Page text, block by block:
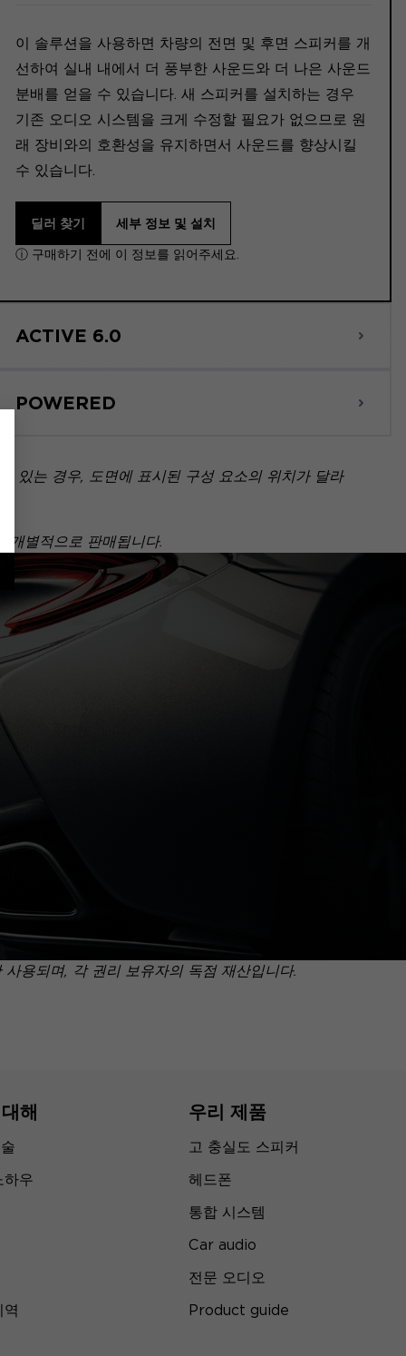
이 솔루션을 사용하면 차량의 전면 및 후면 스피커를 개
선하여 실내 내에서 더 풍부한 사운드와 더 나은 사운드
분배를 얻을 수 있습니다. 새 스피커를 설치하는 경우
기존 오디오 시스템을 크게 수정할 필요가 없으므로 원
래 장비와의 호환성을 유지하면서 사운드를 향상시킬
수 있습니다.
딜러 찾기 세부 정보 및 설치
ⓘ 구매하기 전에 이 정보를 읽어주세요.
ACTIVE 6.0
POWERED
있는 경우, 도면에 표시된 구성 요소의 위치가 달라
별적으로 판매됩니다.
용되며, 각 권리 보유자의 독점 재산입니다.
해
하우
역
우리 제품
고 충실도 스피커
헤드폰
통합 시스템
Car audio
전문 오디오
Product guide